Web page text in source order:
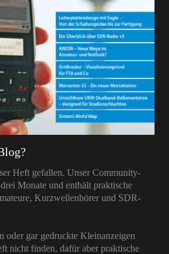
Heft gefallen. Unser Community-
Monate und enthält praktische
Kurzwellenhörer und SDR-
oder gar gedruckte Kleinanzeigen
nicht finden, dafür aber praktische